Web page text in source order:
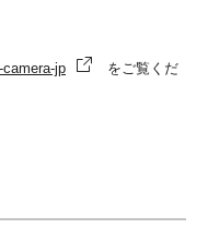
jp
をご覧くだ